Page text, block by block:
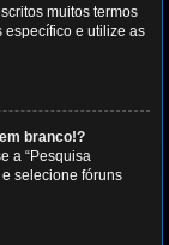
muitos termos
específico e utilize as
branco!?
a “Pesquisa
selecione fóruns